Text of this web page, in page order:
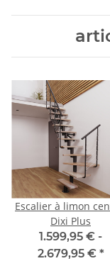
Escalier à limon
Dixi Plus
1.599,95 € -
2.679,95 € *